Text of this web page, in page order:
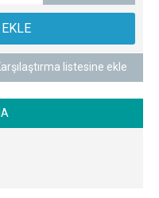
listesine ekle